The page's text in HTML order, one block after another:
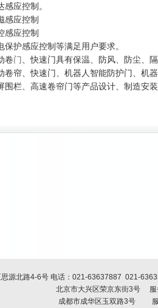
感应控制。
感应控制
感应控制
保护感应控制等满足用户要求。
卷门 、快速门具有保温、防风、防尘、
卷帘、快速门、机器人智能防护门、机
围栏、高速卷帘门等产品设计、制造安装
源北路4-6号 电话： 021-63637887 021-
北京市大兴区荣京东街3号
成都市成华区玉双路3号 服